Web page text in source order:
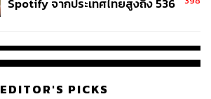
Spotify จากประเทศไทยสูงถึง 536
EDITOR'S PICKS